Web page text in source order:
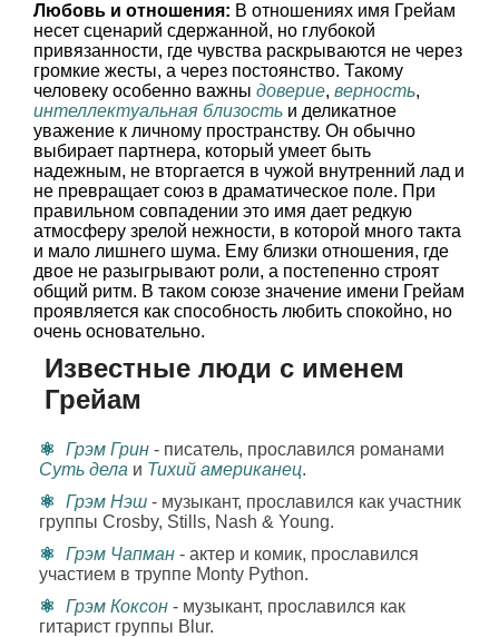
Любовь и отношения: В отношениях имя Грейам
несет сценарий сдержанной, но глубокой
привязанности, где чувства раскрываются не через
громкие жесты, а через постоянство. Такому
человеку особенно важны доверие, верность,
интеллектуальная близость и деликатное
уважение к личному пространству. Он обычно
выбирает партнера, который умеет быть
надежным, не вторгается в чужой внутренний лад и
не превращает союз в драматическое поле. При
правильном совпадении это имя дает редкую
атмосферу зрелой нежности, в которой много такта
и мало лишнего шума. Ему близки отношения, где
двое не разыгрывают роли, а постепенно строят
общий ритм. В таком союзе значение имени Грейам
проявляется как способность любить спокойно, но
очень основательно.
Известные люди с именем
Грейам
Грэм Грин - писатель, прославился романами
Суть дела и Тихий американец.
Грэм Нэш - музыкант, прославился как участник
группы Crosby, Stills, Nash & Young.
Грэм Чапман - актер и комик, прославился
участием в труппе Monty Python.
Грэм Коксон - музыкант, прославился как
гитарист группы Blur.